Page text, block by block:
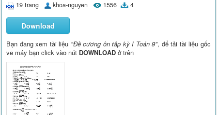
19 trang khoa-nguyen 1556 4
Download
Bạn đang xem tài liệu "Đề cương ôn tâp kỳ I Toán 9", để tải tài liệu gốc
về máy bạn click vào nút DOWNLOAD ở trên